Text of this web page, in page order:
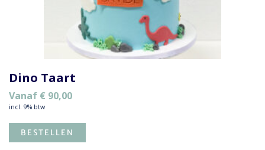
Dino Taart
Vanaf € 90,00
incl. 9% btw
BESTELLEN